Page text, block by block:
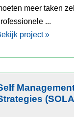
meer taken
...
project »